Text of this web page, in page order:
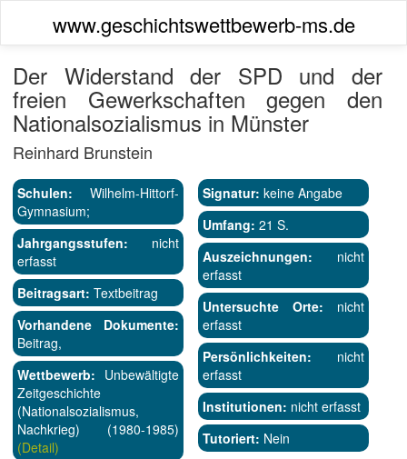
www.geschichtswettbewerb-ms.de
Der Widerstand der SPD und der
freien Gewerkschaften gegen den
Nationalsozialismus in Münster
Reinhard Brunstein
Schulen: Wilhelm-Hittorf-
Gymnasium;
Jahrgangsstufen: nicht
erfasst
Beitragsart: Textbeitrag
Vorhandene Dokumente:
Beitrag,
Wettbewerb: Unbewältigte
Zeitgeschichte
(Nationalsozialismus,
Nachkrieg) (1980-1985)
(Detail)
Signatur: keine Angabe
Umfang: 21 S.
Auszeichnungen: nicht
erfasst
Untersuchte Orte: nicht
erfasst
Persönlichkeiten: nicht
erfasst
Institutionen: nicht erfasst
Tutoriert: Nein